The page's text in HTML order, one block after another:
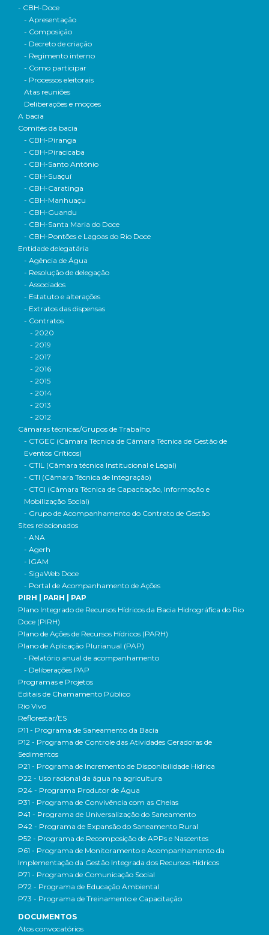
- CBH-Doce
- Apresentação
- Composição
- Decreto de criação
- Regimento interno
- Como participar
- Processos eleitorais
Atas reuniões
Deliberações e moçoes
A bacia
Comitês da bacia
- CBH-Piranga
- CBH-Piracicaba
- CBH-Santo Antônio
- CBH-Suaçuí
- CBH-Caratinga
- CBH-Manhuaçu
- CBH-Guandu
- CBH-Santa Maria do Doce
- CBH-Pontões e Lagoas do Rio Doce
Entidade delegatária
- Agência de Água
- Resolução de delegação
- Associados
- Estatuto e alterações
- Extratos das dispensas
- Contratos
- 2020
- 2019
- 2017
- 2016
- 2015
- 2014
- 2013
- 2012
Câmaras técnicas/Grupos de Trabalho
- CTGEC (Câmara Técnica de Câmara Técnica de Gestão de
Eventos Críticos)
- CTIL (Câmara técnica Institucional e Legal)
- CTI (Câmara Técnica de Integração)
- CTCI (Câmara Técnica de Capacitação, Informação e
Mobilização Social)
- Grupo de Acompanhamento do Contrato de Gestão
Sites relacionados
- ANA
- Agerh
- IGAM
- SigaWeb Doce
- Portal de Acompanhamento de Ações
PIRH | PARH | PAP
Plano Integrado de Recursos Hídricos da Bacia Hidrográfica do Rio
Doce (PIRH)
Plano de Ações de Recursos Hídricos (PARH)
Plano de Aplicação Plurianual (PAP)
- Relatório anual de acompanhamento
- Deliberações PAP
Programas e Projetos
Editais de Chamamento Público
Rio Vivo
Reflorestar/ES
P11 - Programa de Saneamento da Bacia
P12 - Programa de Controle das Atividades Geradoras de
Sedimentos
P21 - Programa de Incremento de Disponibilidade Hídrica
P22 - Uso racional da água na agricultura
P24 - Programa Produtor de Água
P31 - Programa de Convivência com as Cheias
P41 - Programa de Universalização do Saneamento
P42 - Programa de Expansão do Saneamento Rural
P52 - Programa de Recomposição de APPs e Nascentes
P61 - Programa de Monitoramento e Acompanhamento da
Implementação da Gestão Integrada dos Recursos Hídricos
P71 - Programa de Comunicação Social
P72 - Programa de Educação Ambiental
P73 - Programa de Treinamento e Capacitação
DOCUMENTOS
Atos convocatórios